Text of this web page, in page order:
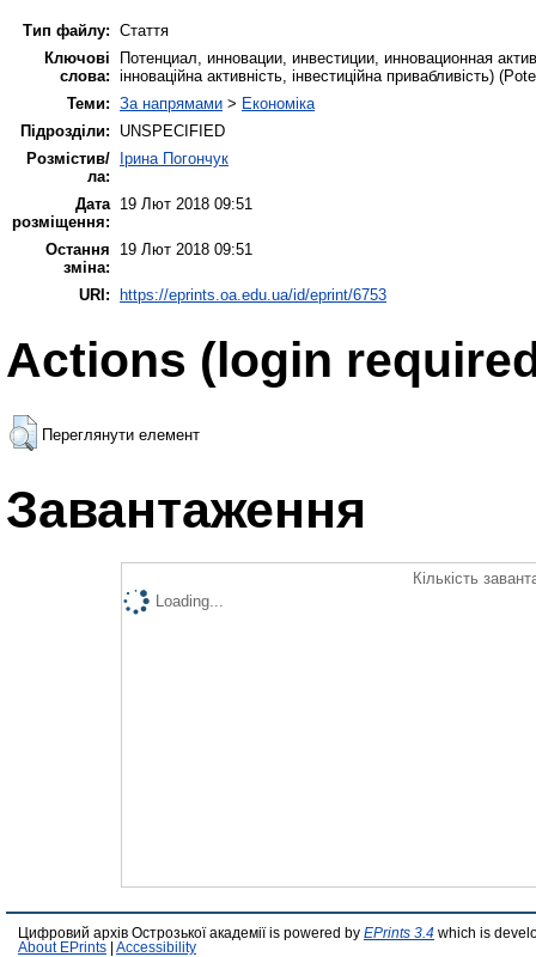
Тип файлу: Стаття
Ключові
слова:
Потенциал, инновации, инвестиции, инновационная
інноваційна активність, інвестиційна
Теми: За напрямами > Економіка
Підрозділи:
UNSPECIFIED
Розмістив/
ла:
Ірина Погончук
Дата
розміщення:
19 Лют 2018 09:51
Остання
зміна:
19 Лют 2018 09:51
URI: https://eprints.oa.edu.ua/id/eprint/6753
Actions (login
Переглянути елемент
Завантаження
Кількість
Loading...
Цифровий архів Острозької академії is powered by EPrints 3.4 which is
About EPrints
Accessibility